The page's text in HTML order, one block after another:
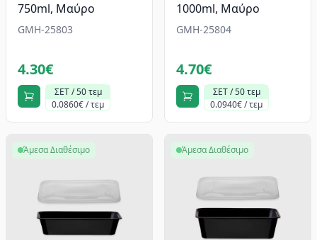
750ml, Mαύρο
GMH-25803
4.30€
ΣΕΤ / 50 τεμ
0.0860€ / τεμ
1000ml, Mαύρο
GMH-25804
4.70€
ΣΕΤ / 50 τεμ
0.0940€ / τεμ
Άμεσα Διαθέσιμο Άμεσα Διαθέσιμο